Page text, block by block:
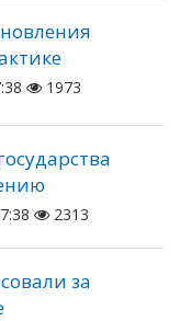
1973
2313
за